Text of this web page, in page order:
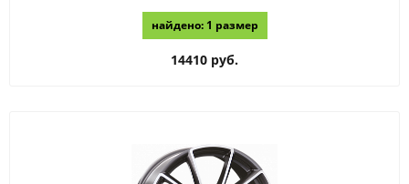
найдено: 1 размер
14410 руб.